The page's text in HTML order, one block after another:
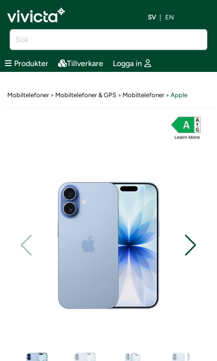
SV EN
Produkter Tillverkare Logga in
Mobiltelefoner> Mobiltelefoner & GPS > Mobiltelefoner> Apple